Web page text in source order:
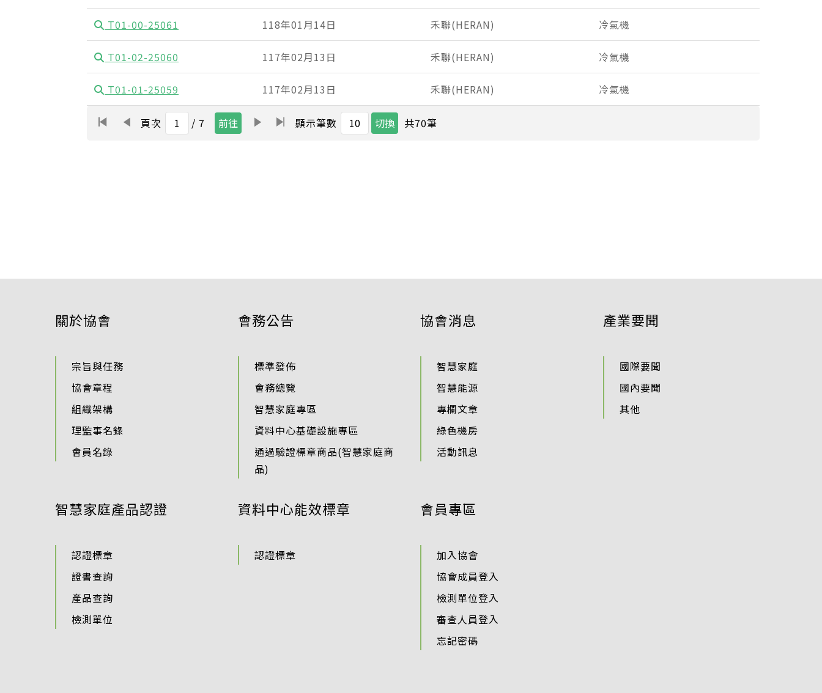
T01-00-25061 118年01月14日 禾聯(HERAN) 冷氣機
T01-02-25060 117年02月13日 禾聯(HERAN) 冷氣機
T01-01-25059 117年02月13日 禾聯(HERAN) 冷氣機
頁次 / 7 顯示筆數 共70筆
關於協會
宗旨與任務
協會章程
組織架構
理監事名錄
會員名錄
會務公告
標準發佈
會務總覽
智慧家庭專區
資料中心基礎設施專區
通過驗證標章商品(智慧家庭商
品)
協會消息
智慧家庭
智慧能源
專欄文章
綠色機房
活動訊息
產業要聞
國際要聞
國內要聞
其他
智慧家庭產品認證
認證標章
證書查詢
產品查詢
檢測單位
資料中心能效標章
認證標章
會員專區
加入協會
協會成員登入
檢測單位登入
審查人員登入
忘記密碼